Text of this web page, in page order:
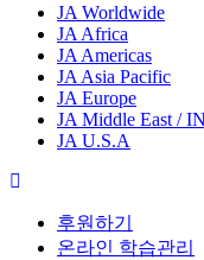
JA Worldwide
JA Africa
JA Americas
JA Asia Pacific
JA Europe
JA Middle East /
JA U.S.A
후원하기
온라인 학습관리